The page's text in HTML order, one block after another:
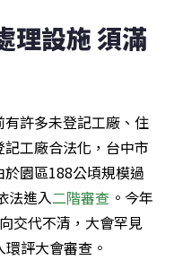
理設施 須滿
許多未登記工廠、住
工廠合法化，台中市
園區188公頃規模過
法進入二階審查 。今年
交代不清，大會罕見
環評大會審查。